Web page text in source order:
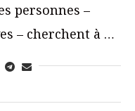
personnes –
– cherchent à …